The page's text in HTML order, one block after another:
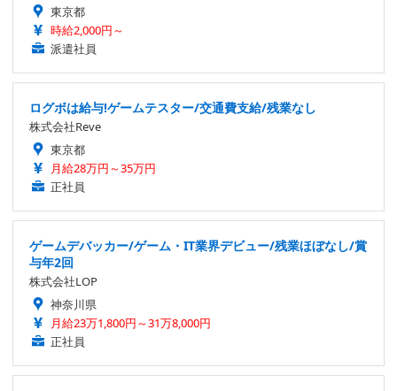
東京都
時給2,000円～
派遣社員
ログボは給与!ゲームテスター/交通費支給/残業なし
株式会社Reve
東京都
月給28万円～35万円
正社員
ゲームデバッカー/ゲーム・IT業界デビュー/残業ほぼなし/賞
与年2回
株式会社LOP
神奈川県
月給23万1,800円～31万8,000円
正社員